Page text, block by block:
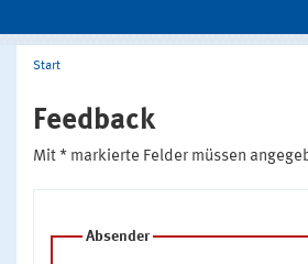
Start
Feedback
Mit * markierte Felder müssen
Absender